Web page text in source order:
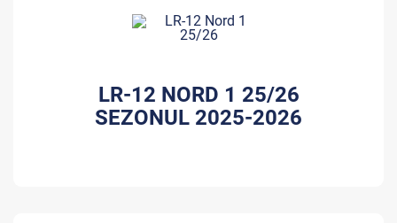
LR-12 NORD 1 25/26
SEZONUL 2025-2026